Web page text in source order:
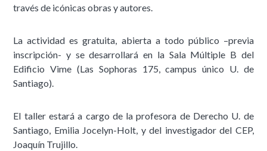
través de icónicas obras y autores.
La actividad es gratuita, abierta a todo público –previa
inscripción- y se desarrollará en la Sala Múltiple B del
Edificio Vime (Las Sophoras 175, campus único U. de
Santiago).
El taller estará a cargo de la profesora de Derecho U. de
Santiago, Emilia Jocelyn-Holt, y del investigador del CEP,
Joaquín Trujillo.